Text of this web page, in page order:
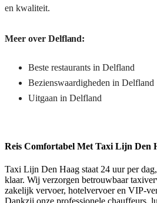
en kwaliteit.
Meer over Delfland:
Beste restaurants in Delfland
Bezienswaardigheden in Delfland
Uitgaan in Delfland
Reis Comfortabel Met Taxi Lijn Den
Taxi Lijn Den Haag staat 24 uur per
klaar. Wij verzorgen betrouwbaar
zakelijk vervoer, hotelvervoer en VIP-